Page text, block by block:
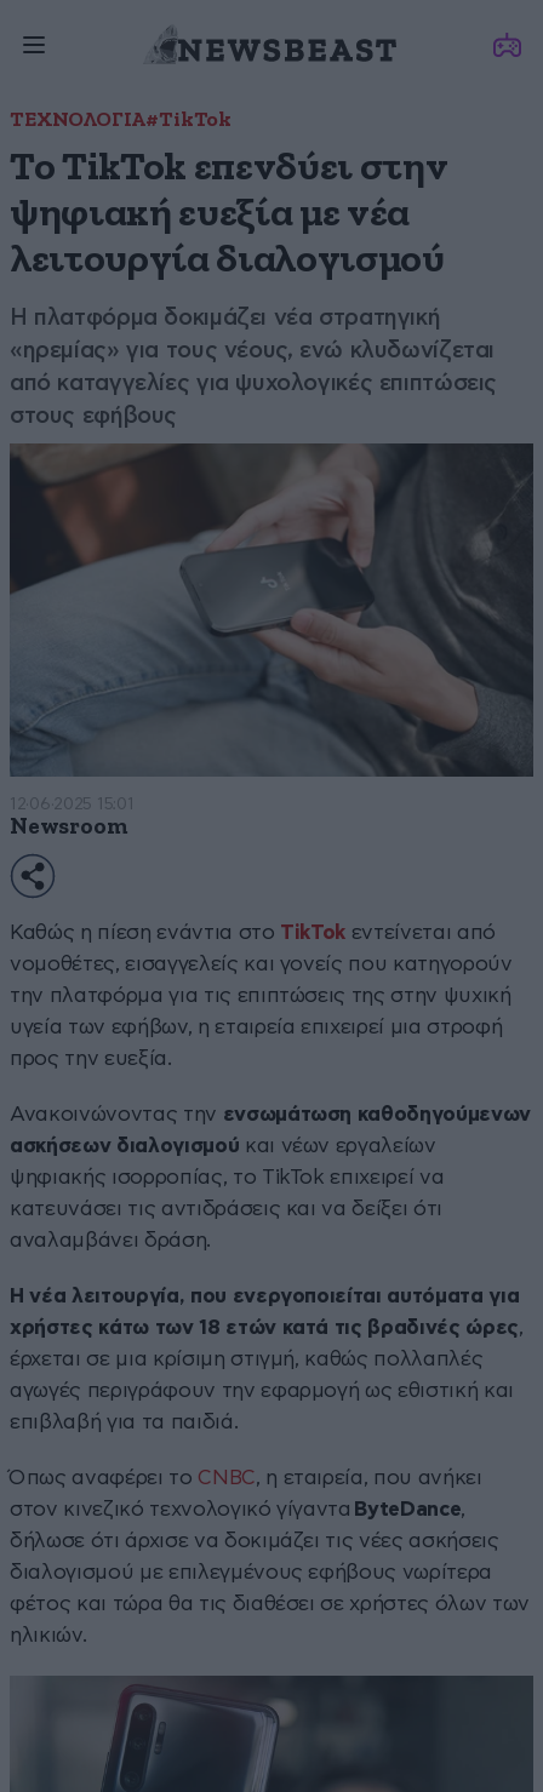
ΤΕΧΝΟΛΟΓΙΑ#TikTok
Το TikTok επενδύει στην
ψηφιακή ευεξία με νέα
λειτουργία διαλογισμού
Η πλατφόρμα δοκιμάζει νέα στρατηγική
«ηρεμίας» για τους νέους, ενώ κλυδωνίζεται
από καταγγελίες για ψυχολογικές επιπτώσεις
στους εφήβους
12·06·2025 15:01
Newsroom
Καθώς η πίεση ενάντια στο TikTok εντείνεται από
νομοθέτες, εισαγγελείς και γονείς που κατηγορούν
την πλατφόρμα για τις επιπτώσεις της στην ψυχική
υγεία των εφήβων, η εταιρεία επιχειρεί μια στροφή
προς την ευεξία.
Ανακοινώνοντας την ενσωμάτωση καθοδηγούμενων
ασκήσεων διαλογισμού και νέων εργαλείων
ψηφιακής ισορροπίας, το TikTok επιχειρεί να
κατευνάσει τις αντιδράσεις και να δείξει ότι
αναλαμβάνει δράση.
Η νέα λειτουργία, που ενεργοποιείται αυτόματα για
χρήστες κάτω των 18 ετών κατά τις βραδινές ώρες,
έρχεται σε μια κρίσιμη στιγμή, καθώς πολλαπλές
αγωγές περιγράφουν την εφαρμογή ως εθιστική και
επιβλαβή για τα παιδιά.
Όπως αναφέρει το CNBC, η εταιρεία, που ανήκει
στον κινεζικό τεχνολογικό γίγαντα ByteDance,
δήλωσε ότι άρχισε να δοκιμάζει τις νέες ασκήσεις
διαλογισμού με επιλεγμένους εφήβους νωρίτερα
φέτος και τώρα θα τις διαθέσει σε χρήστες όλων των
ηλικιών.